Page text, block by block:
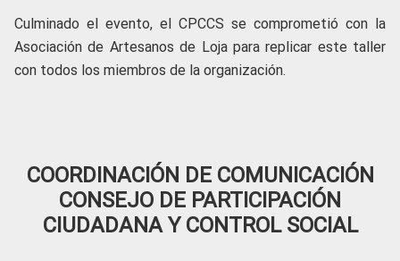
Culminado el evento, el CPCCS se comprometió con la
Asociación de Artesanos de Loja para replicar este taller
con todos los miembros de la organización.
COORDINACIÓN DE COMUNICACIÓN
CONSEJO DE PARTICIPACIÓN
CIUDADANA Y CONTROL SOCIAL